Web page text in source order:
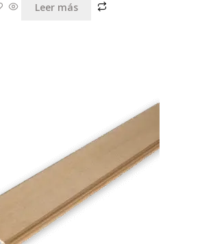
Leer más